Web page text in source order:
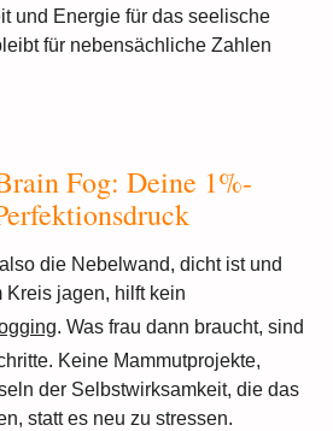
und Energie für das seelische
für nebensächliche Zahlen
Fog: Deine 1%-
die Nebelwand, dicht ist und
jagen, hilft kein
. Was frau dann braucht, sind
Keine Mammutprojekte,
der Selbstwirksamkeit, die das
statt es neu zu stressen.